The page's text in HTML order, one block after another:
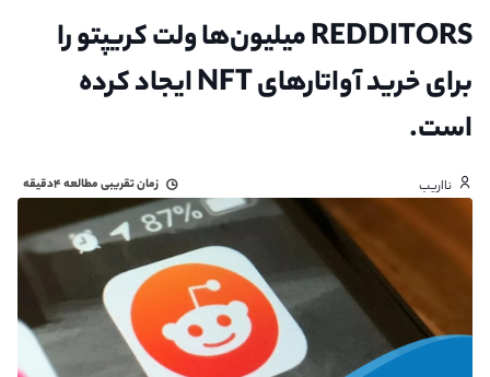
REDDITORS میلیون‌ها ولت کریپتو را
برای خرید آواتارهای NFT ایجاد کرده‌
است.
نااریب زمان تقریبی مطالعه۴دقیقه